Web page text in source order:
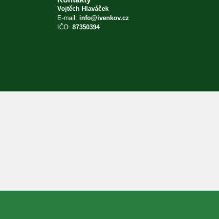
Vojtěch Hlaváček
E-mail: info@ivenkov.cz
IČO: 87350394